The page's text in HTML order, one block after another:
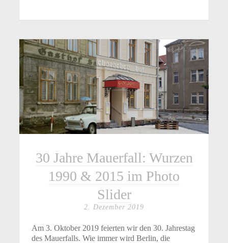
30 Jahre Mauerfall: Wurzen
1990 & 2015 im Photo
Slider
2. Dezember 2019
Am 3. Oktober 2019 feierten wir den 30. Jahrestag
des Mauerfalls. Wie immer wird Berlin, die